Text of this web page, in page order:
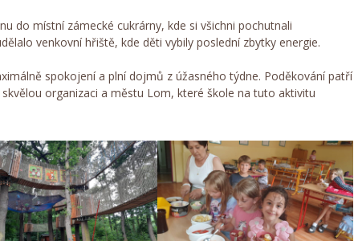
do místní zámecké cukrárny, kde si všichni pochutnali
venkovní hřiště, kde děti vybily poslední zbytky energie.
spokojení a plní dojmů z úžasného týdne. Poděkování patří
organizaci a městu Lom, které škole na tuto aktivitu